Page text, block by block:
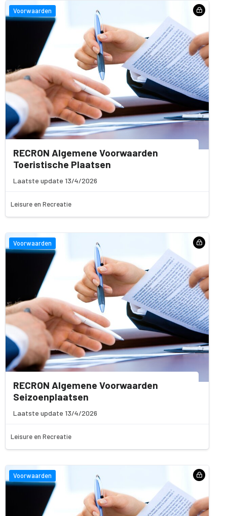
Voorwaarden
RECRON Algemene Voorwaarden
Toeristische Plaatsen
Laatste update 13/4/2026
Leisure en Recreatie
Voorwaarden
RECRON Algemene Voorwaarden
Seizoenplaatsen
Laatste update 13/4/2026
Leisure en Recreatie
Voorwaarden